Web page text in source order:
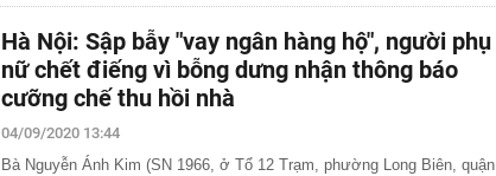
Hà Nội: Sập bẫy "vay ngân hàng hộ", người phụ
nữ chết điếng vì bỗng dưng nhận thông báo
cưỡng chế thu hồi nhà
04/09/2020 13:44
Bà Nguyễn Ánh Kim (SN 1966, ở Tổ 12 Trạm, phường Long Biên, quận